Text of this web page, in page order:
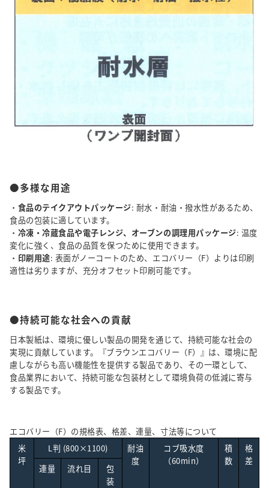
●多様な用途
・ 食品のテイクアウトパッケージ: 耐水・耐油・撥水性があるため、
食品の包装に適しています。
・ 冷凍・冷蔵食品や電子レンジ、オーブンの調理用パッケージ: 温度
変化に強く、食品の品質を保つために使用できます。
・ 印刷用途: 表面がノーコートのため、エコバリー（F）よりは印刷
適性は劣りますが、充分オフセット印刷可能です。
●持続可能な社会への貢献
日本製紙は、環境に優しい製品の開発を通じて、持続可能な社会の
実現に貢献しています。『ブラウンエコバリー（F）』は、環境に配
慮しながらも高い機能性を提供する製品であり、その一環として、
食品業界において、持続可能な包装材として環境負荷の低減に寄与
する製品です。
エコバリー（F）の規格表、格差、連量、寸法等について
米
坪
L判 (800×1100)
耐油
度
コブ吸水度
（60min）
積
数
格
差
連量 流れ目
包
装